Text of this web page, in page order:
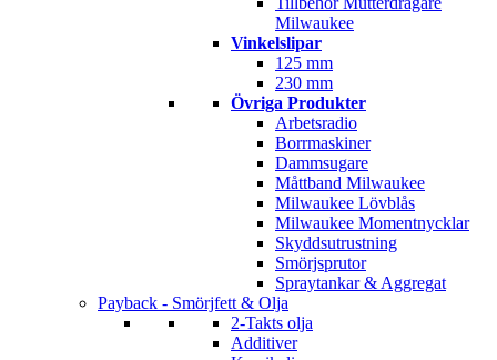
Milwaukee
Vinkelslipar
125 mm
230 mm
Övriga Produkter
Arbetsradio
Borrmaskiner
Dammsugare
Måttband Milwaukee
Milwaukee Lövblås
Milwaukee Momentnycklar
Skyddsutrustning
Smörjsprutor
Spraytankar & Aggregat
Payback - Smörjfett & Olja
2-Takts olja
Additiver